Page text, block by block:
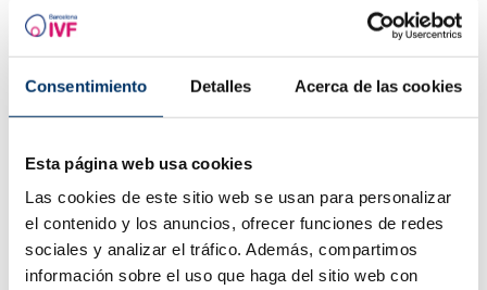
Consentimiento Detalles Acerca de las cookies
Esta página web usa cookies
Las cookies de este sitio web se usan para personalizar
el contenido y los anuncios, ofrecer funciones de redes
sociales y analizar el tráfico. Además, compartimos
información sobre el uso que haga del sitio web con
Betaespera: símptomes d'embaràs?